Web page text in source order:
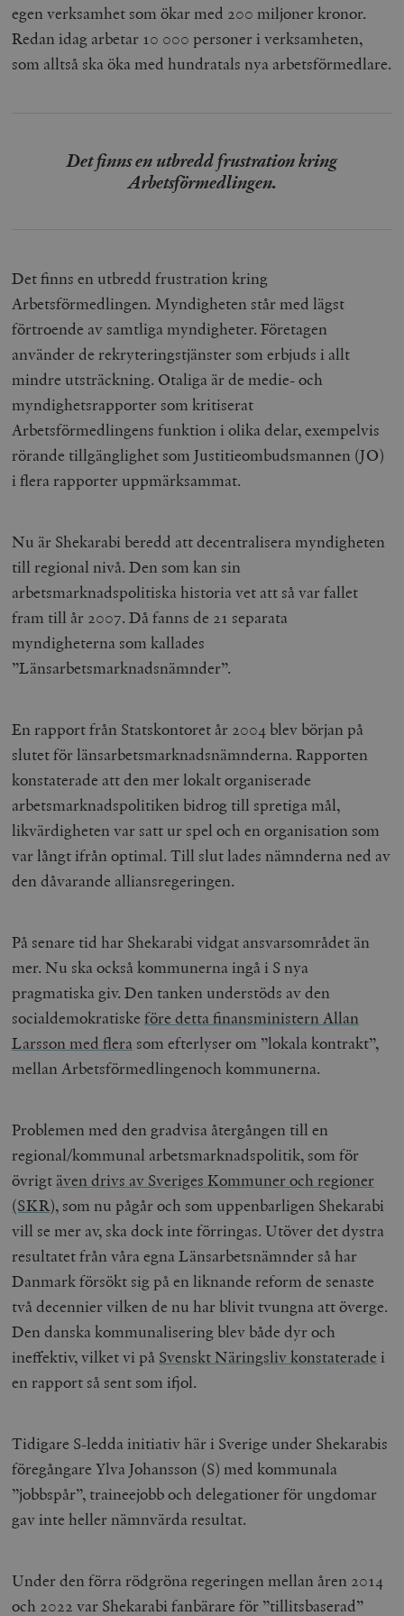
egen verksamhet som ökar med 200 miljoner kronor.
Redan idag arbetar 10 000 personer i verksamheten,
som alltså ska öka med hundratals nya arbetsförmedlare.
Det finns en utbredd frustration kring
Arbetsförmedlingen.
Det finns en utbredd frustration kring
Arbetsförmedlingen. Myndigheten står med lägst
förtroende av samtliga myndigheter. Företagen
använder de rekryteringstjänster som erbjuds i allt
mindre utsträckning. Otaliga är de medie- och
myndighetsrapporter som kritiserat
Arbetsförmedlingens funktion i olika delar, exempelvis
rörande tillgänglighet som Justitieombudsmannen (JO)
i flera rapporter uppmärksammat.
Nu är Shekarabi beredd att decentralisera myndigheten
till regional nivå. Den som kan sin
arbetsmarknadspolitiska historia vet att så var fallet
fram till år 2007. Då fanns de 21 separata
myndigheterna som kallades
”Länsarbetsmarknadsnämnder”.
En rapport från Statskontoret år 2004 blev början på
slutet för länsarbetsmarknadsnämnderna. Rapporten
konstaterade att den mer lokalt organiserade
arbetsmarknadspolitiken bidrog till spretiga mål,
likvärdigheten var satt ur spel och en organisation som
var långt ifrån optimal. Till slut lades nämnderna ned av
den dåvarande alliansregeringen.
På senare tid har Shekarabi vidgat ansvarsområdet än
mer. Nu ska också kommunerna ingå i S nya
pragmatiska giv. Den tanken understöds av den
socialdemokratiskeföre detta finansministern Allan
Larsson med flera som efterlyser om ”lokala kontrakt”,
mellan Arbetsförmedlingenoch kommunerna.
Problemen med den gradvisa återgången till en
regional/kommunal arbetsmarknadspolitik, som för
övrigt även drivs av Sveriges Kommuner och regioner
(SKR), som nu pågår och som uppenbarligen Shekarabi
vill se mer av, ska dock inte förringas. Utöver det dystra
resultatet från våra egna Länsarbetsnämnder så har
Danmark försökt sig på en liknande reform de senaste
två decennier vilken de nu har blivit tvungna att överge.
Den danska kommunalisering blev både dyr och
ineffektiv, vilket vi på Svenskt Näringsliv konstaterade i
en rapport så sent som ifjol.
Tidigare S-ledda initiativ här i Sverige under Shekarabis
föregångare Ylva Johansson (S) med kommunala
”jobbspår”, traineejobb och delegationer för ungdomar
gav inte heller nämnvärda resultat.
Under den förra rödgröna regeringen mellan åren 2014
och 2022 var Shekarabi fanbärare för ”tillitsbaserad”